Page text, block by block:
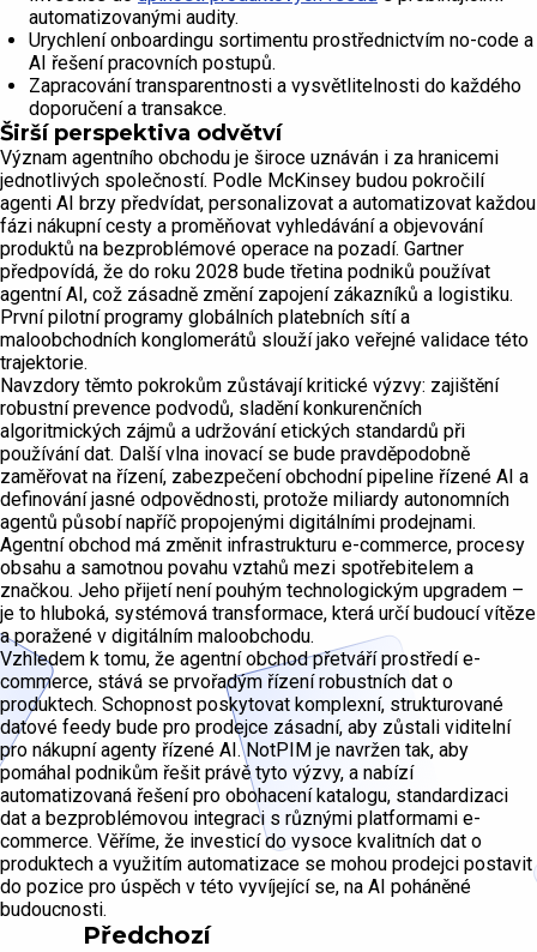
automatizovanými audity.
Urychlení onboardingu sortimentu prostřednictvím no-code a
AI řešení pracovních postupů.
Zapracování transparentnosti a vysvětlitelnosti do každého
doporučení a transakce.
Širší perspektiva odvětví
Význam agentního obchodu je široce uznáván i za hranicemi
jednotlivých společností. Podle McKinsey budou pokročilí
agenti AI brzy předvídat, personalizovat a automatizovat každou
fázi nákupní cesty a proměňovat vyhledávání a objevování
produktů na bezproblémové operace na pozadí. Gartner
předpovídá, že do roku 2028 bude třetina podniků používat
agentní AI, což zásadně změní zapojení zákazníků a logistiku.
První pilotní programy globálních platebních sítí a
maloobchodních konglomerátů slouží jako veřejné validace této
trajektorie.
Navzdory těmto pokrokům zůstávají kritické výzvy: zajištění
robustní prevence podvodů, sladění konkurenčních
algoritmických zájmů a udržování etických standardů při
používání dat. Další vlna inovací se bude pravděpodobně
zaměřovat na řízení, zabezpečení obchodní pipeline řízené AI a
definování jasné odpovědnosti, protože miliardy autonomních
agentů působí napříč propojenými digitálními prodejnami.
Agentní obchod má změnit infrastrukturu e-commerce, procesy
obsahu a samotnou povahu vztahů mezi spotřebitelem a
značkou. Jeho přijetí není pouhým technologickým upgradem –
je to hluboká, systémová transformace, která určí budoucí vítěze
a poražené v digitálním maloobchodu.
Vzhledem k tomu, že agentní obchod přetváří prostředí e-
commerce, stává se prvořadým řízení robustních dat o
produktech. Schopnost poskytovat komplexní, strukturované
datové feedy bude pro prodejce zásadní, aby zůstali viditelní
pro nákupní agenty řízené AI. NotPIM je navržen tak, aby
pomáhal podnikům řešit právě tyto výzvy, a nabízí
automatizovaná řešení pro obohacení katalogu, standardizaci
dat a bezproblémovou integraci s různými platformami e-
commerce. Věříme, že investicí do vysoce kvalitních dat o
produktech a využitím automatizace se mohou prodejci postavit
do pozice pro úspěch v této vyvíjející se, na AI poháněné
budoucnosti.
Předchozí